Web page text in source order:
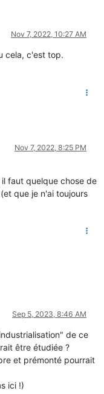
Nov 7, 2022, 10:27 AM
cela, c'est top.
Nov 7, 2022, 8:25 PM
faut quelque chose de
que je n'ai toujours
Sep 5, 2023, 8:46 AM
de ce
être étudiée ?
et prémonté pourrait
ici !)